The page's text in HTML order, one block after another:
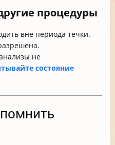
процедуры
вне периода течки.
не
состояние